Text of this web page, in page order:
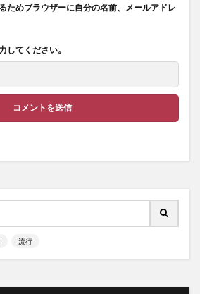
ためブラウザーに自分の名前、メールアドレ
してください。
流行